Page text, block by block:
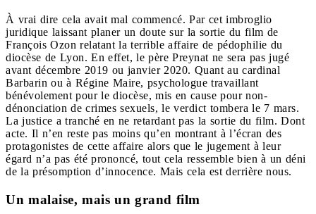
À vrai dire cela avait mal commencé. Par cet imbroglio
juridique laissant planer un doute sur la sortie du film de
François Ozon relatant la terrible affaire de pédophilie du
diocèse de Lyon. En effet, le père Preynat ne sera pas jugé
avant décembre 2019 ou janvier 2020. Quant au cardinal
Barbarin ou à Régine Maire, psychologue travaillant
bénévolement pour le diocèse, mis en cause pour non-
dénonciation de crimes sexuels, le verdict tombera le 7 mars.
La justice a tranché en ne retardant pas la sortie du film. Dont
acte. Il n’en reste pas moins qu’en montrant à l’écran des
protagonistes de cette affaire alors que le jugement à leur
égard n’a pas été prononcé, tout cela ressemble bien à un déni
de la présomption d’innocence. Mais cela est derrière nous.
Un malaise, mais un grand film